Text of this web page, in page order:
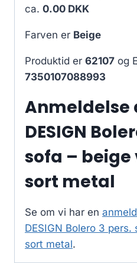
ca. 0.00 DKK
Farven er Beige
Produktid er 62107 og
7350107088993
Anmeldelse
DESIGN
sofa – beige
sort metal
Se om vi har en
DESIGN Bolero 3
sort metal.